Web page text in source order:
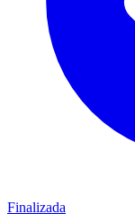
Finalizada